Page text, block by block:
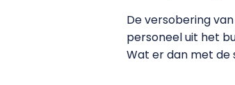
De versobering
personeel uit het
Wat er dan met